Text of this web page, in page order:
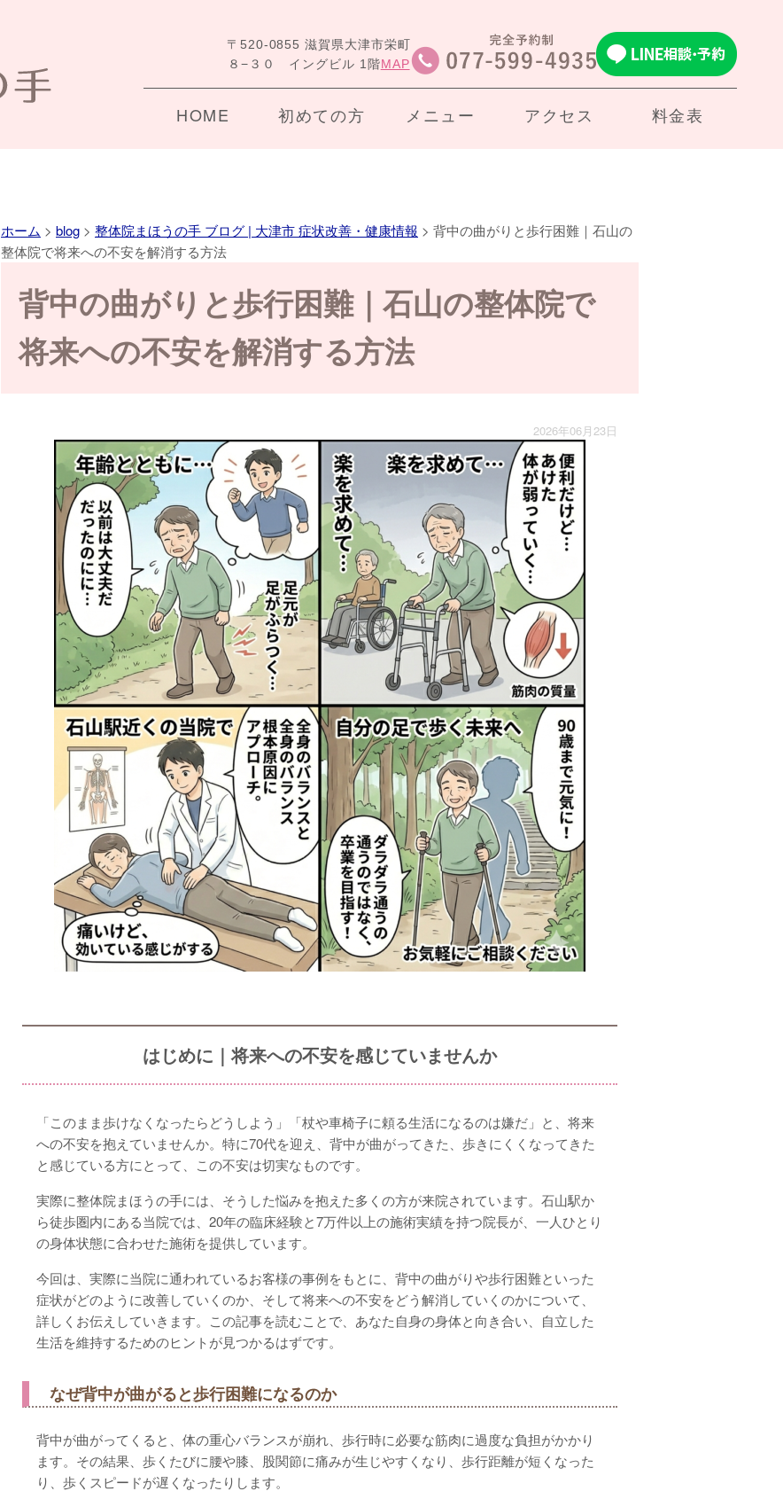
〒520-0855 滋賀県大津市栄町
８−３０ イングビル 1階MAP
HOME 初めての方 メニュー アクセス 料金表
ホーム > blog > 整体院まほうの手 ブログ | 大津市 症状改善・健康情報 > 背中の曲がりと歩行困難｜石山の
整体院で将来への不安を解消する方法
背中の曲がりと歩行困難｜石山の整体院で
将来への不安を解消する方法
2026年06月23日
はじめに｜将来への不安を感じていませんか
「このまま歩けなくなったらどうしよう」「杖や車椅子に頼る生活になるのは嫌だ」と、将来
への不安を抱えていませんか。特に70代を迎え、背中が曲がってきた、歩きにくくなってきた
と感じている方にとって、この不安は切実なものです。
実際に整体院まほうの手には、そうした悩みを抱えた多くの方が来院されています。石山駅か
ら徒歩圏内にある当院では、20年の臨床経験と7万件以上の施術実績を持つ院長が、一人ひとり
の身体状態に合わせた施術を提供しています。
今回は、実際に当院に通われているお客様の事例をもとに、背中の曲がりや歩行困難といった
症状がどのように改善していくのか、そして将来への不安をどう解消していくのかについて、
詳しくお伝えしていきます。この記事を読むことで、あなた自身の身体と向き合い、自立した
生活を維持するためのヒントが見つかるはずです。
なぜ背中が曲がると歩行困難になるのか
背中が曲がってくると、体の重心バランスが崩れ、歩行時に必要な筋肉に過度な負担がかかり
ます。その結果、歩くたびに腰や膝、股関節に痛みが生じやすくなり、歩行距離が短くなった
り、歩くスピードが遅くなったりします。